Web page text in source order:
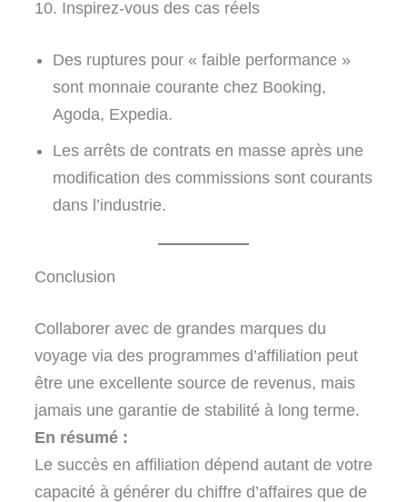
10. Inspirez-vous des cas réels
Des ruptures pour « faible performance »
sont monnaie courante chez Booking,
Agoda, Expedia.
Les arrêts de contrats en masse après une
modification des commissions sont courants
dans l’industrie.
Conclusion
Collaborer avec de grandes marques du
voyage via des programmes d’affiliation peut
être une excellente source de revenus, mais
jamais une garantie de stabilité à long terme.
En résumé :
Le succès en affiliation dépend autant de votre
capacité à générer du chiffre d’affaires que de